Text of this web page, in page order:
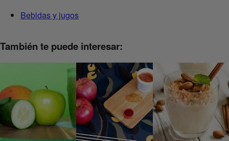
Bebidas y jugos
También te puede interesar: